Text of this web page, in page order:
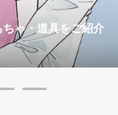
ゃ・道具をご紹介